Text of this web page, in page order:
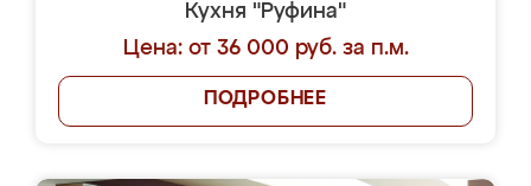
Кухня "Руфина"
Цена: от 36 000 руб. за п.м.
ПОДРОБНЕЕ